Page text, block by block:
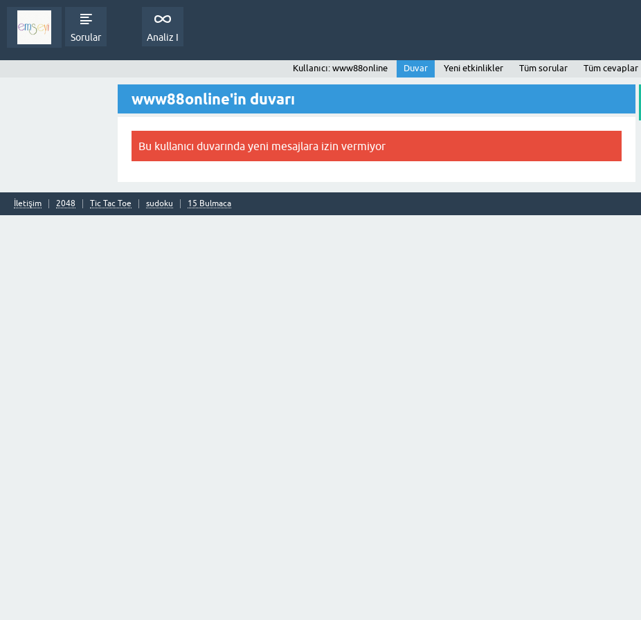
Sorular Analiz I
Kullanıcı: www88online Duvar Yeni etkinlikler Tüm sorular Tüm cevaplar
www88online'in duvarı
Bu kullanıcı duvarında yeni mesajlara izin vermiyor
İletişim 2048 Tic Tac Toe sudoku 15 Bulmaca